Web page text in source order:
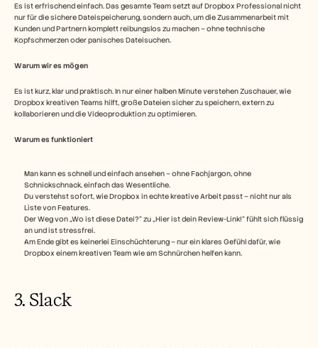
Es ist erfrischend einfach. Das gesamte Team setzt auf Dropbox Professional nicht
nur für die sichere Dateispeicherung, sondern auch, um die Zusammenarbeit mit
Kunden und Partnern komplett reibungslos zu machen – ohne technische
Kopfschmerzen oder panisches Dateisuchen.
Warum wir es mögen
Es ist kurz, klar und praktisch. In nur einer halben Minute verstehen Zuschauer, wie
Dropbox kreativen Teams hilft, große Dateien sicher zu speichern, extern zu
kollaborieren und die Videoproduktion zu optimieren.
Warum es funktioniert
Man kann es schnell und einfach ansehen – ohne Fachjargon, ohne
Schnickschnack, einfach das Wesentliche.
Du verstehst sofort, wie Dropbox in echte kreative Arbeit passt – nicht nur als
Liste von Features.
Der Weg von „Wo ist diese Datei?“ zu „Hier ist dein Review-Link!“ fühlt sich flüssig
an und ist stressfrei.
Am Ende gibt es keinerlei Einschüchterung – nur ein klares Gefühl dafür, wie
Dropbox einem kreativen Team wie am Schnürchen helfen kann.
3. Slack